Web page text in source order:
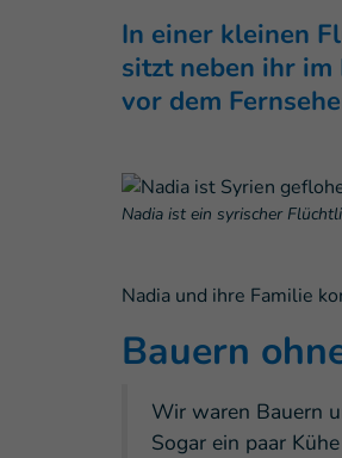
In einer kleinen
sitzt neben ihr
vor dem
Nadia ist ein syrischer
Nadia und ihre Familie
Bauern
Wir waren Bauern
Sogar ein paar